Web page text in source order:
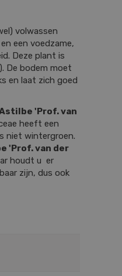
volwassen
een voedzame,
Deze plant is
De bodem moet
en laat zich goed
'Prof. van
heeft een
niet wintergroen.
'Prof. van der
houdt u er
zijn, dus ook